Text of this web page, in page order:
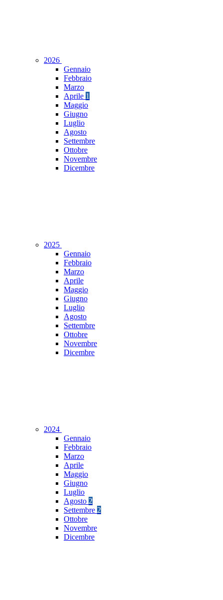
2026
Gennaio
Febbraio
Marzo
Aprile 1
Maggio
Giugno
Luglio
Agosto
Settembre
Ottobre
Novembre
Dicembre
2025
Gennaio
Febbraio
Marzo
Aprile
Maggio
Giugno
Luglio
Agosto
Settembre
Ottobre
Novembre
Dicembre
2024
Gennaio
Febbraio
Marzo
Aprile
Maggio
Giugno
Luglio
Agosto 2
Settembre 2
Ottobre
Novembre
Dicembre